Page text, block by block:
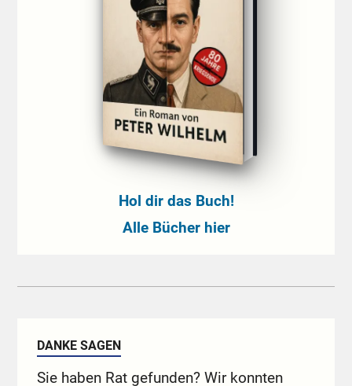
Hol dir das Buch!
Alle Bücher hier
DANKE SAGEN
Sie haben Rat gefunden? Wir konnten